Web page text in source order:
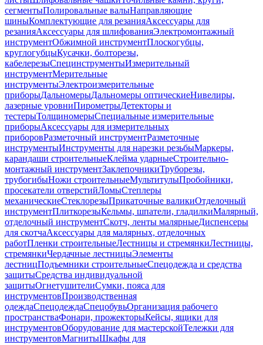
сегментыПолировальные валыНаправляющие
шиныКомплектующие для резанияАксессуары для
резанияАксессуары для шлифованияЭлектромонтажный
инструментОбжимной инструментПлоскогубцы,
круглогубцыКусачки, болторезы,
кабелерезыСпецинструментыИзмерительный
инструментМерительные
инструментыЭлектроизмерительные
приборыДальномерыДальномеры оптическиеНивелиры,
лазерные уровниПирометрыДетекторы и
тестерыТолщиномерыСпециальные измерительные
приборыАксессуары для измерительных
приборовРазметочный инструментРазметочные
инструментыИнструменты для нарезки резьбыМаркеры,
карандаши строительныеКлейма ударныеСтроительно-
монтажный инструментЗаклепочникиТруборезы,
трубогибыНожи строительныеМультитулыПробойники,
просекатели отверстийЛомыСтеплеры
механическиеСтеклорезыПрикаточные валикиОтделочный
инструментПлиткорезыКельмы, шпатели, гладилкиМалярный,
отделочный инструментСкотч, ленты малярныеДиспенсеры
для скотчаАксессуары для малярных, отделочных
работПленки строительныеЛестницы и стремянкиЛестницы,
стремянкиЧердачные лестницыЭлементы
лестницПодъемники строительныеСпецодежда и средства
защитыСредства индивидуальной
защитыОгнетушителиСумки, пояса для
инструментовПроизводственная
одеждаСпецодеждаСпецобувьОрганизация рабочего
пространстваФонари, прожекторыКейсы, ящики для
инструментовОборудование для мастерскойТележки для
инструментовМагнитыШкафы для